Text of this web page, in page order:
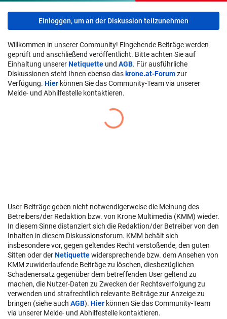
Einloggen, um an der Diskussion teilzunehmen
Willkommen in unserer Community! Eingehende Beiträge werden
geprüft und anschließend veröffentlicht. Bitte achten Sie auf
Einhaltung unsererNetiquette und AGB. Für ausführliche
Diskussionen steht Ihnen ebenso das krone.at-Forumzur
Verfügung. Hier können Sie das Community-Team via unserer
Melde- und Abhilfestelle kontaktieren.
User-Beiträge geben nicht notwendigerweise die Meinung des
Betreibers/der Redaktion bzw. von Krone Multimedia (KMM) wieder.
In diesem Sinne distanziert sich die Redaktion/der Betreiber von den
Inhalten in diesem Diskussionsforum. KMM behält sich
insbesondere vor, gegen geltendes Recht verstoßende, den guten
Sitten oder derNetiquettewidersprechende bzw. dem Ansehen von
KMM zuwiderlaufende Beiträge zu löschen, diesbezüglichen
Schadenersatz gegenüber dem betreffenden User geltend zu
machen, die Nutzer-Daten zu Zwecken der Rechtsverfolgung zu
verwenden und strafrechtlich relevante Beiträge zur Anzeige zu
bringen (siehe auch AGB). Hier können Sie das Community-Team
via unserer Melde- und Abhilfestelle kontaktieren.